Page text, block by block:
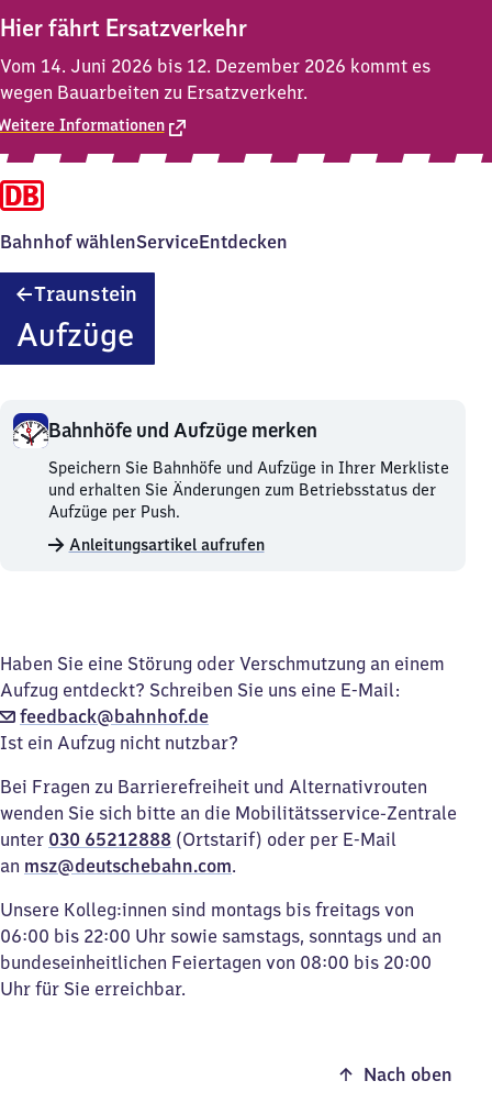
Hier fährt Ersatzverkehr
Vom 14. Juni 2026 bis 12. Dezember 2026 kommt es
wegen Bauarbeiten zu Ersatzverkehr.
Informationen
Bahnhof wählenServiceEntdecken
Traunstein
Aufzüge
Bahnhöfe und Aufzüge merken
Bahnhöfe
und
Aufzüge
merken.
Speichern Sie Bahnhöfe und Aufzüge in Ihrer Merkliste
und erhalten Sie Änderungen zum Betriebsstatus der
Aufzüge per Push.
Anleitungsartikel aufrufen
Haben Sie eine Störung oder Verschmutzung an einem
Aufzug entdeckt? Schreiben Sie uns eine E-Mail:
feedback@bahnhof.de
Ist ein Aufzug nicht nutzbar?
Bei Fragen zu Barrierefreiheit und Alternativrouten
wenden Sie sich bitte an die Mobilitätsservice-Zentrale
unter 030 65212888 (Ortstarif) oder per E-Mail
an msz@deutschebahn.com.
Unsere Kolleg:innen sind montags bis freitags von
06:00 bis 22:00 Uhr sowie samstags, sonntags und an
bundeseinheitlichen Feiertagen von 08:00 bis 20:00
Uhr für Sie erreichbar.
Nach oben